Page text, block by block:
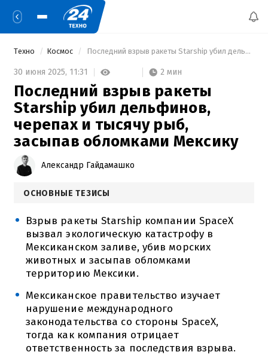
Техно Космос Последний взрыв ракеты Starship убил дельфинов, черепах и тысячу рыб, засыпав обломками Мексику
30 июня 2025, 11:31 2 мин
Последний взрыв ракеты
Starship убил дельфинов,
черепах и тысячу рыб,
засыпав обломками Мексику
Александр Гайдамашко
ОСНОВНЫЕ ТЕЗИСЫ
Взрыв ракеты Starship компании SpaceX
вызвал экологическую катастрофу в
Мексиканском заливе, убив морских
животных и засыпав обломками
территорию Мексики.
Мексиканское правительство изучает
нарушение международного
законодательства со стороны SpaceX,
тогда как компания отрицает
ответственность за последствия взрыва.